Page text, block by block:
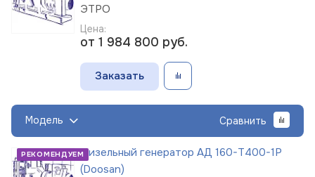
ЭТРО
Цена:
от 1 984 800 руб.
Заказать
Модель Сравнить
РЕКОМЕНДУЕМДизельный генератор АД 160-Т400-1Р
(Doosan)